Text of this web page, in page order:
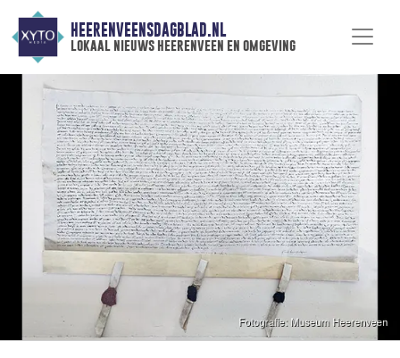
HEERENVEENSDAGBLAD.NL
lokaal nieuws heerenveen en omgeving